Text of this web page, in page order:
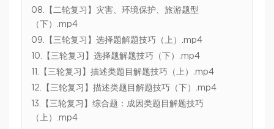
08.【二轮复习】灾害、环境保护、旅游题型
（下）.mp4
09.【三轮复习】选择题解题技巧（上）.mp4
10.【三轮复习】选择题解题技巧（下）.mp4
11.【三轮复习】描述类题目解题技巧（上）.mp4
12.【三轮复习】描述类题目解题技巧（下）.mp4
13.【三轮复习】综合题：成因类题目解题技巧
（上）.mp4